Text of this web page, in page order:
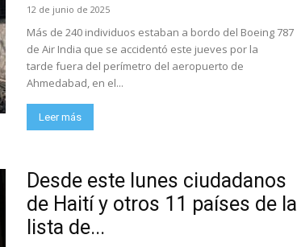
12 de junio de 2025
Más de 240 individuos estaban a bordo del Boeing 787
de Air India que se accidentó este jueves por la
tarde fuera del perímetro del aeropuerto de
Ahmedabad, en el...
Leer más
Desde este lunes ciudadanos
de Haití y otros 11 países de la
lista de...